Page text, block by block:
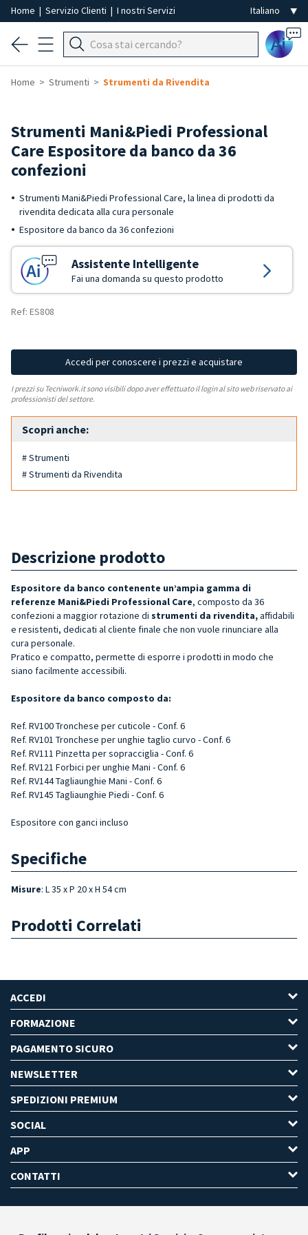
Home | Servizio Clienti | I nostri Servizi
Ai
Home Strumenti Strumenti da Rivendita
Strumenti Mani&Piedi Professional
Care Espositore da banco da 36
confezioni
Strumenti Mani&Piedi Professional Care, la linea di prodotti da
rivendita dedicata alla cura personale
Espositore da banco da 36 confezioni
Assistente Intelligente
Fai una domanda su questo prodotto
Ref: ES808
Accedi per conoscere i prezzi e acquistare
I prezzi su Tecniwork.it sono visibili dopo aver effettuato il login al sito web riservato ai
professionisti del settore.
Scopri anche:
# Strumenti
# Strumenti da Rivendita
Descrizione prodotto
Espositore da banco contenente un’ampia gamma di
referenze Mani&Piedi Professional Care, composto da 36
confezioni a maggior rotazione di strumenti da rivendita,affidabili
e resistenti, dedicati al cliente finale che non vuole rinunciare alla
cura personale.
Pratico e compatto, permette di esporre i prodotti in modo che
siano facilmente accessibili.
Espositore da banco composto da:
Ref. RV100 Tronchese per cuticole - Conf. 6
Ref. RV101 Tronchese per unghie taglio curvo - Conf. 6
Ref. RV111 Pinzetta per sopracciglia - Conf. 6
Ref. RV121 Forbici per unghie Mani - Conf. 6
Ref. RV144 Tagliaunghie Mani - Conf. 6
Ref. RV145 Tagliaunghie Piedi - Conf. 6
Espositore con ganci incluso
Specifiche
Misure: L 35 x P 20 x H 54 cm
Prodotti Correlati
ACCEDI
FORMAZIONE
PAGAMENTO SICURO
NEWSLETTER
SPEDIZIONI PREMIUM
SOCIAL
APP
CONTATTI